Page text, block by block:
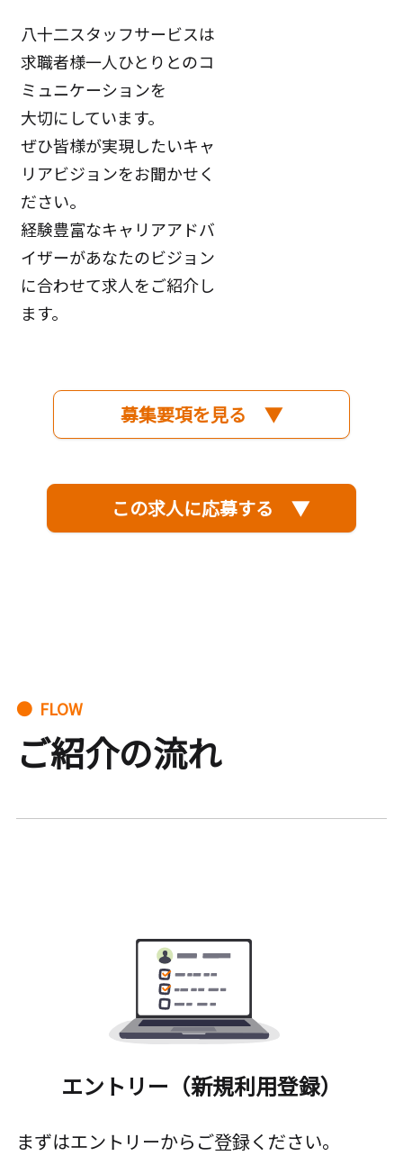
八十二スタッフサービスは
求職者様一人ひとりとのコ
ミュニケーションを
大切にしています。
ぜひ皆様が実現したいキャ
リアビジョンをお聞かせく
ださい。
経験豊富なキャリアアドバ
イザーがあなたのビジョン
に合わせて求人をご紹介し
ます。
募集要項を見る ▼
この求人に応募する ▼
● FLOW
ご紹介の流れ
エントリー（新規利用登録）
まずはエントリーからご登録ください。